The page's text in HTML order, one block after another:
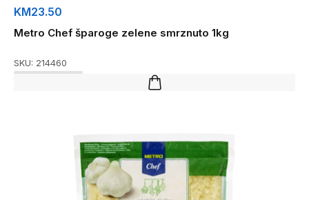
KM23.50
Metro Chef šparoge zelene smrznuto 1kg
SKU: 214460